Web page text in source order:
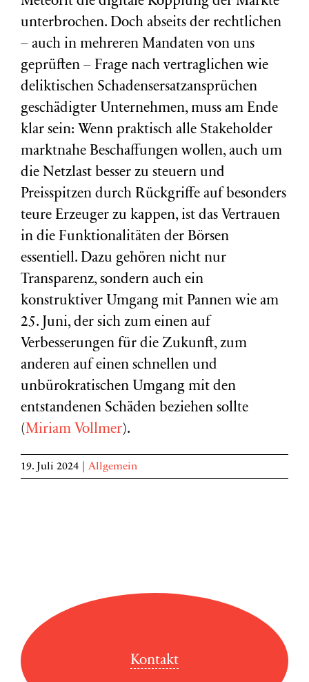
unterbrochen. Doch abseits der rechtlichen
– auch in mehreren Mandaten von uns
geprüften – Frage nach vertraglichen wie
deliktischen Schadensersatzansprüchen
geschädigter Unternehmen, muss am Ende
klar sein: Wenn praktisch alle Stakeholder
marktnahe Beschaffungen wollen, auch um
die Netzlast besser zu steuern und
Preisspitzen durch Rückgriffe auf besonders
teure Erzeuger zu kappen, ist das Vertrauen
in die Funktionalitäten der Börsen
essentiell. Dazu gehören nicht nur
Transparenz, sondern auch ein
konstruktiver Umgang mit Pannen wie am
25. Juni, der sich zum einen auf
Verbesserungen für die Zukunft, zum
anderen auf einen schnellen und
unbürokratischen Umgang mit den
entstandenen Schäden beziehen sollte
(Miriam Vollmer).
19. Juli 2024 Allgemein
Kontakt